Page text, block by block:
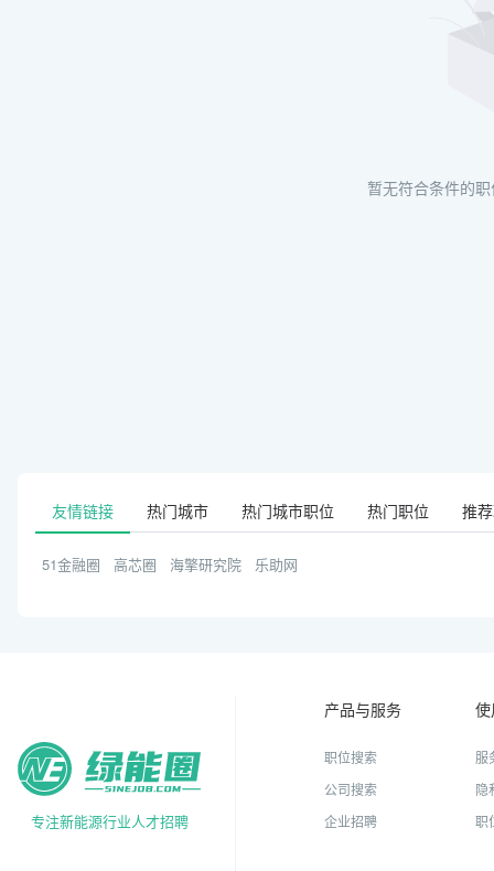
暂无符合条件的
友情链接 热门城市 热门城市职位 热门职位 推
51金融圈 高芯圈 海擎研究院 乐助网
专注新能源行业人才招聘
产品与服务
职位搜索
公司搜索
企业招聘
服
隐
职